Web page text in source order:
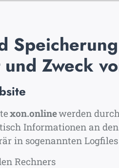
Zweck
xon.onlinewerden
Informationen an
in sogenannten
Rechners